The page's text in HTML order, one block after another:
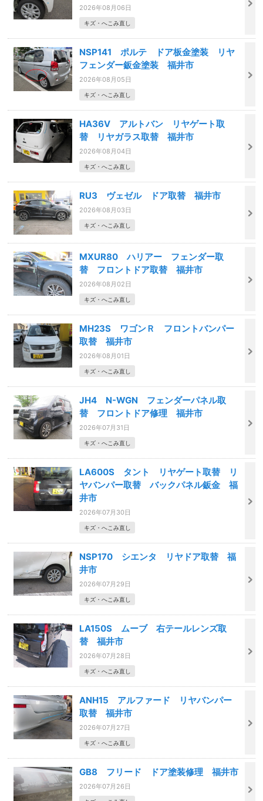
2026年08月06日
キズ・へこみ直し
NSP141 ポルテ ドア板金塗装 リヤ
フェンダー鈑金塗装 福井市
2026年08月05日
キズ・へこみ直し
HA36V アルトバン リヤゲート取
替 リヤガラス取替 福井市
2026年08月04日
キズ・へこみ直し
RU3 ヴェゼル ドア取替 福井市
2026年08月03日
キズ・へこみ直し
MXUR80 ハリアー フェンダー取
替 フロントドア取替 福井市
2026年08月02日
キズ・へこみ直し
MH23S ワゴンＲ フロントバンパー
取替 福井市
2026年08月01日
キズ・へこみ直し
JH4 N-WGN フェンダーパネル取
替 フロントドア修理 福井市
2026年07月31日
キズ・へこみ直し
LA600S タント リヤゲート取替 リ
ヤバンパー取替 バックパネル鈑金 福
井市
2026年07月30日
キズ・へこみ直し
NSP170 シエンタ リヤドア取替 福
井市
2026年07月29日
キズ・へこみ直し
LA150S ムーブ 右テールレンズ取
替 福井市
2026年07月28日
キズ・へこみ直し
ANH15 アルファード リヤバンパー
取替 福井市
2026年07月27日
キズ・へこみ直し
GB8 フリード ドア塗装修理 福井市
2026年07月26日